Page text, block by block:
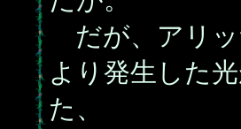
だが、アリッ
より発生した
た、